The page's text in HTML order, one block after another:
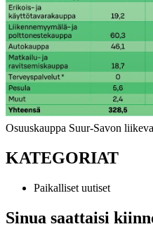
Osuuskauppa Suur-Savon
KATEGORIAT
Paikalliset uutiset
Sinua saattaisi